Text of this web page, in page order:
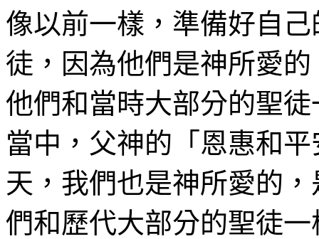
像以前一樣，準備好自
徒，因為他們是神所愛
他們和當時大部分的聖
當中，父神的「恩惠和
天，我們也是神所愛的
們和歷代大部分的聖徒